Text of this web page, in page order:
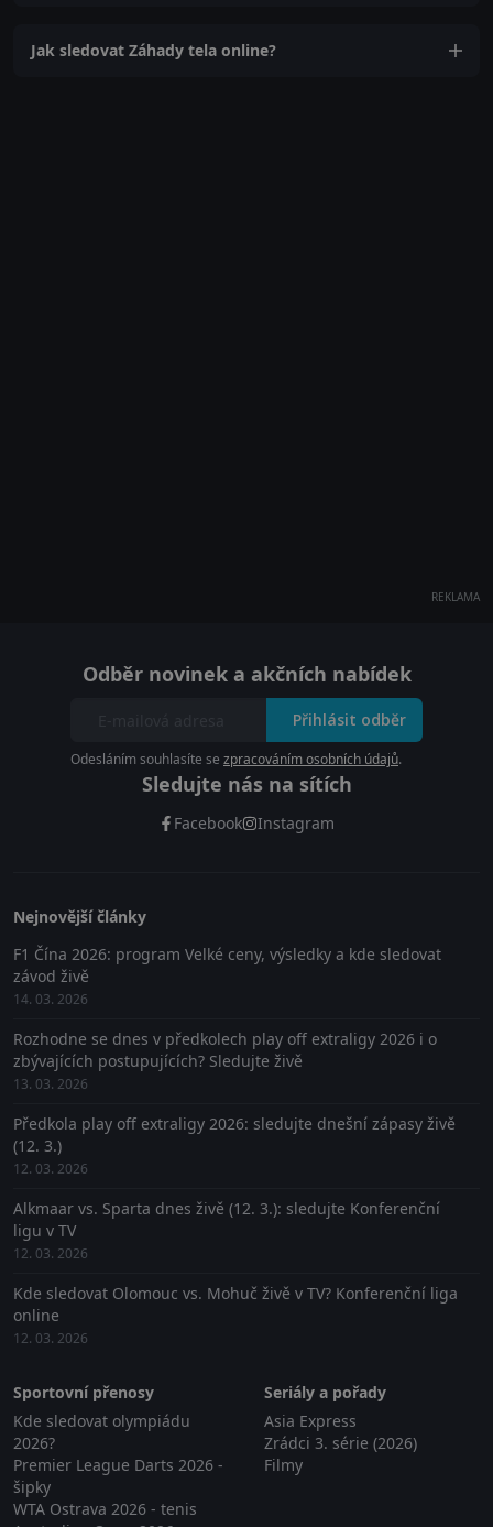
Jak sledovat Záhady tela online?
REKLAMA
Odběr novinek a akčních nabídek
Přihlásit odběr
Odesláním souhlasíte se zpracováním osobních údajů.
Sledujte nás na sítích
Facebook Instagram
Nejnovější články
F1 Čína 2026: program Velké ceny, výsledky a kde sledovat
závod živě
14. 03. 2026
Rozhodne se dnes v předkolech play off extraligy 2026 i o
zbývajících postupujících? Sledujte živě
13. 03. 2026
Předkola play off extraligy 2026: sledujte dnešní zápasy živě
(12. 3.)
12. 03. 2026
Alkmaar vs. Sparta dnes živě (12. 3.): sledujte Konferenční
ligu v TV
12. 03. 2026
Kde sledovat Olomouc vs. Mohuč živě v TV? Konferenční liga
online
12. 03. 2026
Sportovní přenosy
Kde sledovat olympiádu
2026?
Premier League Darts 2026 -
šipky
WTA Ostrava 2026 - tenis
Seriály a pořady
Asia Express
Zrádci 3. série (2026)
Filmy